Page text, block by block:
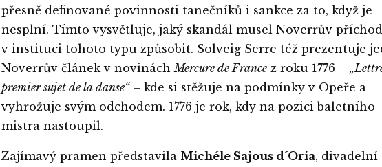
přesně definované povinnosti tanečníků i sankce za to, když je
nesplní. Tímto vysvětluje, jaký skandál musel Noverrův příchod
v instituci tohoto typu způsobit. Solveig Serre též prezentuje
Noverrův článek v novinách Mercure de Francez roku 1776 –
premier sujet de la danse“– kde si stěžuje na podmínky v Opeře a
vyhrožuje svým odchodem. 1776 je rok, kdy na pozici baletního
mistra nastoupil.
Zajímavý pramen představila Michéle Sajous d´Oria, divadelní